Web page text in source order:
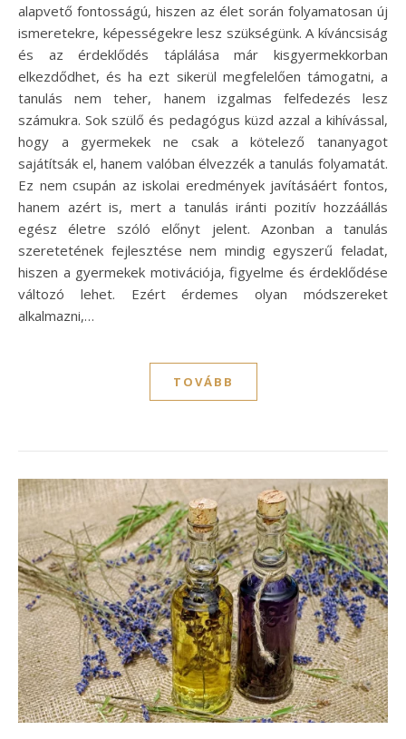
alapvető fontosságú, hiszen az élet során folyamatosan új
ismeretekre, képességekre lesz szükségünk. A kíváncsiság
és az érdeklődés táplálása már kisgyermekkorban
elkezdődhet, és ha ezt sikerül megfelelően támogatni, a
tanulás nem teher, hanem izgalmas felfedezés lesz
számukra. Sok szülő és pedagógus küzd azzal a kihívással,
hogy a gyermekek ne csak a kötelező tananyagot
sajátítsák el, hanem valóban élvezzék a tanulás folyamatát.
Ez nem csupán az iskolai eredmények javításáért fontos,
hanem azért is, mert a tanulás iránti pozitív hozzáállás
egész életre szóló előnyt jelent. Azonban a tanulás
szeretetének fejlesztése nem mindig egyszerű feladat,
hiszen a gyermekek motivációja, figyelme és érdeklődése
változó lehet. Ezért érdemes olyan módszereket
alkalmazni,…
TOVÁBB